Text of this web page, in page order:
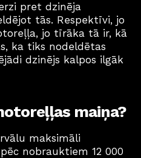
pret dzinēja
tās. Respektīvi, jo
jo tīrāka tā ir, kā
ka tiks nodeldētas
dzinējs kalpos ilgāk
maiņa?
maksimāli
nobrauktiem 12 000